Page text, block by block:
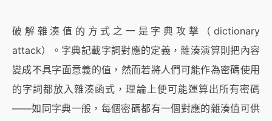
破解雜湊值的方式之一是字典攻擊（dictionary
attack）。字典記載字詞對應的定義，雜湊演算則把內容
變成不具字面意義的值，然而若將人們可能作為密碼使用
的字詞都放入雜湊函式，理論上便可能運算出所有密碼
——如同字典一般，每個密碼都有一個對應的雜湊值可供